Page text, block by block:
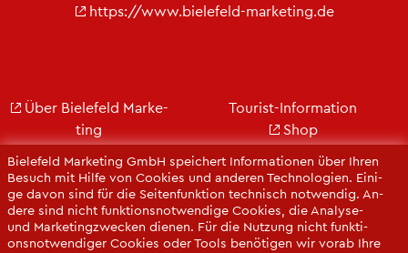
Bie­le­feld Mar­ke­ting GmbH spei­chert In­for­ma­tio­nen über Ihren
Be­such mit Hilfe von Coo­kies und an­de­ren Tech­no­lo­gi­en. Ei­ni­
ge davon sind für die Sei­ten­funk­ti­on tech­nisch not­wen­dig. An­
de­re sind nicht funk­ti­ons­not­wen­di­ge Coo­kies, die Ana­ly­se-
und Mar­ke­ting­zwe­cken die­nen. Für die Nut­zung nicht funk­ti­
ons­not­wen­di­ger Coo­kies oder Tools be­nö­ti­gen wir vorab Ihre
https://​www.​bielefeld-​marketing.​de
Über Bie­le­feld Mar­ke­
ting
Jobs
Kon­takt
Ge­schäfts­be­richt
Pres­se
Tou­rist-In­for­ma­ti­on
Shop
City Bie­le­feld
Bie­le­feld-Gut­schein
Web­cams